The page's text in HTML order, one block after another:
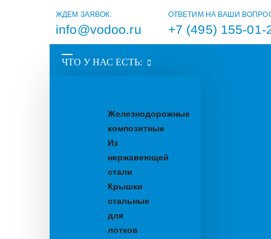
ЖДЕМ ЗАЯВОК:
info@vodoo.ru
ОТВЕТИМ НА ВАШИ
+7 (495) 155-01-
ЧТО У НАС ЕСТЬ:
Железнодорожные
композитные
Из
нержавеющей
стали
Крышки
стальные
для
лотков